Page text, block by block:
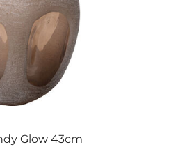
Glow 43cm